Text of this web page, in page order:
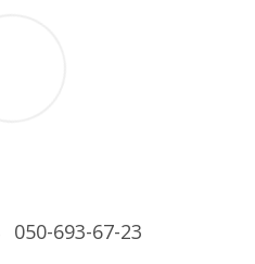
050-693-67-23